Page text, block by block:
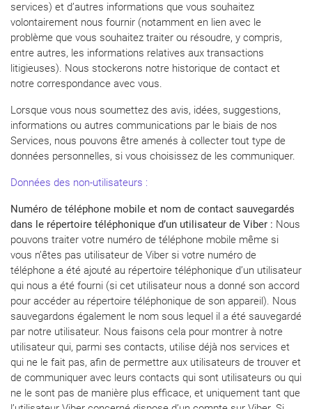
services) et d’autres informations que vous souhaitez
volontairement nous fournir (notamment en lien avec le
problème que vous souhaitez traiter ou résoudre, y compris,
entre autres, les informations relatives aux transactions
litigieuses). Nous stockerons notre historique de contact et
notre correspondance avec vous.
Lorsque vous nous soumettez des avis, idées, suggestions,
informations ou autres communications par le biais de nos
Services, nous pouvons être amenés à collecter tout type de
données personnelles, si vous choisissez de les communiquer.
Données des non-utilisateurs :
Numéro de téléphone mobile et nom de contact sauvegardés
dans le répertoire téléphonique d’un utilisateur de Viber : Nous
pouvons traiter votre numéro de téléphone mobile même si
vous n’êtes pas utilisateur de Viber si votre numéro de
téléphone a été ajouté au répertoire téléphonique d’un utilisateur
qui nous a été fourni (si cet utilisateur nous a donné son accord
pour accéder au répertoire téléphonique de son appareil). Nous
sauvegardons également le nom sous lequel il a été sauvegardé
par notre utilisateur. Nous faisons cela pour montrer à notre
utilisateur qui, parmi ses contacts, utilise déjà nos services et
qui ne le fait pas, afin de permettre aux utilisateurs de trouver et
de communiquer avec leurs contacts qui sont utilisateurs ou qui
ne le sont pas de manière plus efficace, et uniquement tant que